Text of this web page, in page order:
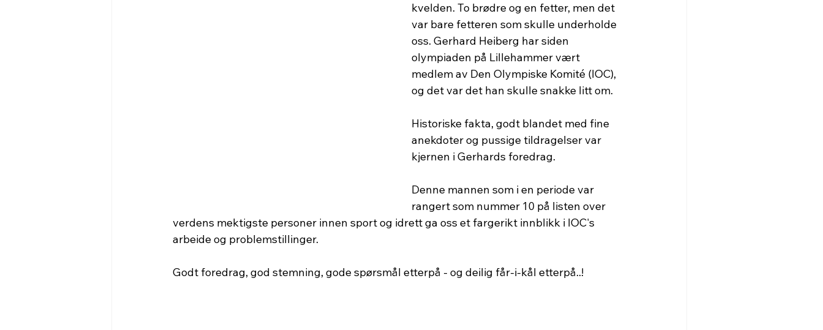
kvelden. To brødre og en fetter, men det
var bare fetteren som skulle underholde
oss. Gerhard Heiberg har siden
olympiaden på Lillehammer vært
medlem av Den Olympiske Komité (IOC),
og det var det han skulle snakke litt om.
Historiske fakta, godt blandet med fine
anekdoter og pussige tildragelser var
kjernen i Gerhards foredrag.
Denne mannen som i en periode var
rangert som nummer 10 på listen over
verdens mektigste personer innen sport og idrett ga oss et fargerikt innblikk i IOC's
arbeide og problemstillinger.
Godt foredrag, god stemning, gode spørsmål etterpå - og deilig får-i-kål etterpå..!